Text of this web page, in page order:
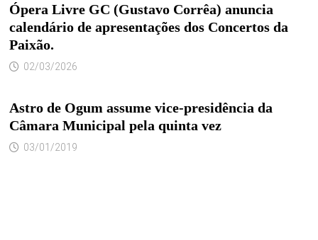
Ópera Livre GC (Gustavo Corrêa) anuncia
calendário de apresentações dos Concertos da
Paixão.
02/03/2026
Astro de Ogum assume vice-presidência da
Câmara Municipal pela quinta vez
03/01/2019